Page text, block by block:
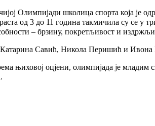
Олимпијади школица спорта која је
од 3 до 11 година такмичила су се у
– брзину, покретљивост и
Катарина Савић, Никола Перишић и
њиховој оцјени, олимпијада је младим